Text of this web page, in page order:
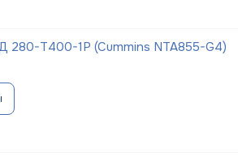
280-Т400-1Р (Cummins NTA855-G4)